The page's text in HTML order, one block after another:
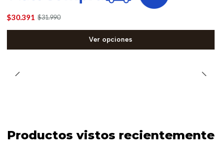
$30.391 $31.990
Ver opciones
Productos vistos recientemente